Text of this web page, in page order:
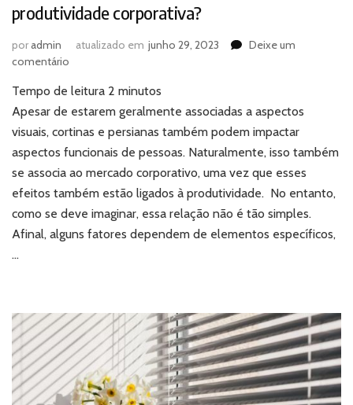
produtividade corporativa?
poradmin atualizado em junho 29, 2023
Deixe um
comentário
e
persianas:
qual
impacto
na
produtividade
corporativa?
Tempo de leitura 2 minutos
Apesar de estarem geralmente associadas a aspectos
visuais, cortinas e persianas também podem impactar
aspectos funcionais de pessoas. Naturalmente, isso também
se associa ao mercado corporativo, uma vez que esses
efeitos também estão ligados à produtividade. No entanto,
como se deve imaginar, essa relação não é tão simples.
Afinal, alguns fatores dependem de elementos específicos,
…